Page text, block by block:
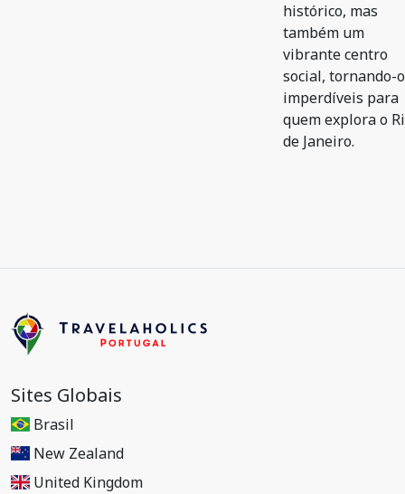
histórico, mas
também um
vibrante centro
social, tornando-
imperdíveis para
quem explora o
de Janeiro.
Sites Globais
Brasil
New Zealand
United Kingdom